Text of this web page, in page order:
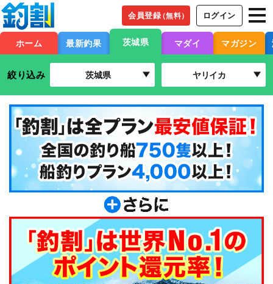
会員登録（無料） ログイン
ホーム 最新釣果 茨城県 マダイ マガジン
絞り込み 茨城県 ヤリイカ